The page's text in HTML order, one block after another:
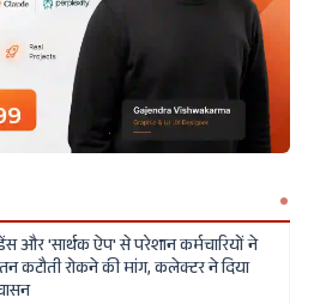
और 'सार्थक ऐप' से परेशान कर्मचारियों ने
कटौती रोकने की मांग, कलेक्टर ने दिया